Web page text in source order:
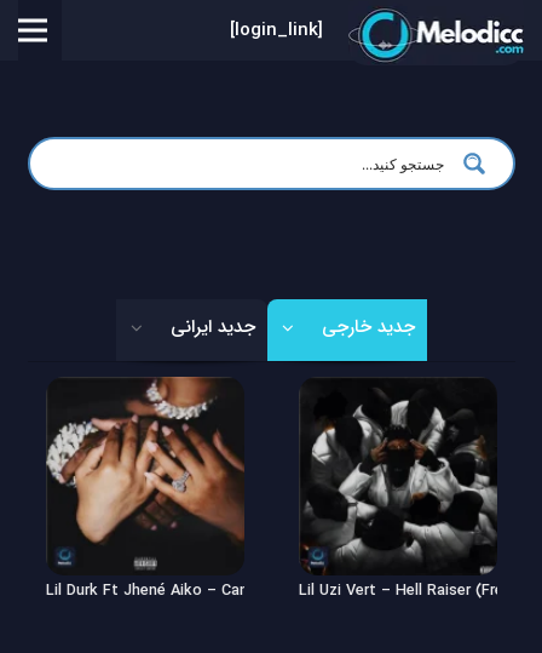
[login_link]
جدید خارجی جدید ایرانی
Lil Durk Ft Jhené Aiko – Can’t
Lil Uzi Vert – Double See